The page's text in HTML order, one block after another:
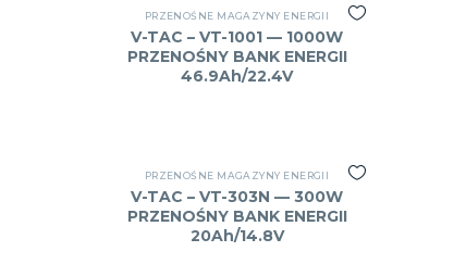
PRZENOŚNE MAGAZYNY ENERGII
V-TAC – VT-1001 — 1000W
PRZENOŚNY BANK ENERGII
46.9Ah/22.4V
PRZENOŚNE MAGAZYNY ENERGII
V-TAC – VT-303N — 300W
PRZENOŚNY BANK ENERGII
20Ah/14.8V